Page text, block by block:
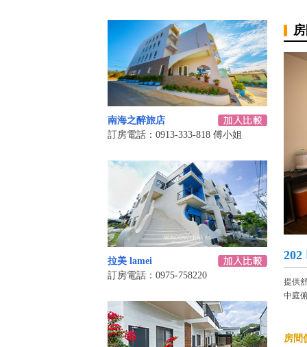
南海之醉旅店
訂房電話：0913-333-818 傅小姐
拉美 lamei
訂房電話：0975-758220
202
提供
中庭
房間